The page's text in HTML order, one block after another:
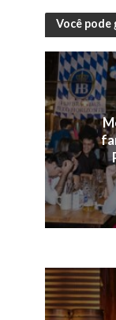
Você pode